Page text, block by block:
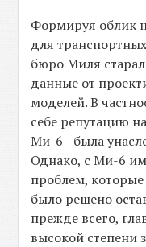
Формируя облик
для
бюро Миля
данные от
моделей. В
себе репутацию
Ми-6 - была
Однако, с Ми-6
проблем,
было решено
прежде всего,
высокой степени